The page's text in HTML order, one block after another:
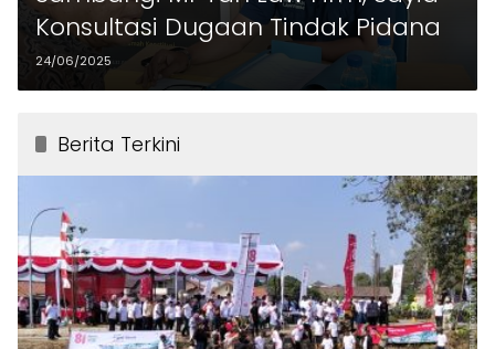
Konsultasi Dugaan Tindak Pidana
24/06/2025
Berita Terkini